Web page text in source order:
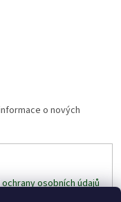
o nových
osobních údajů